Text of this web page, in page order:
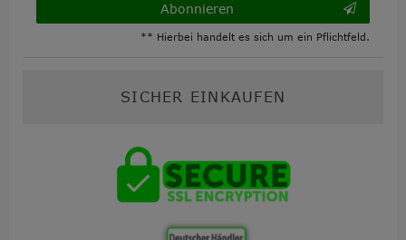
Abonnieren
** Hierbei handelt es sich um ein Pflichtfeld.
SICHER EINKAUFEN